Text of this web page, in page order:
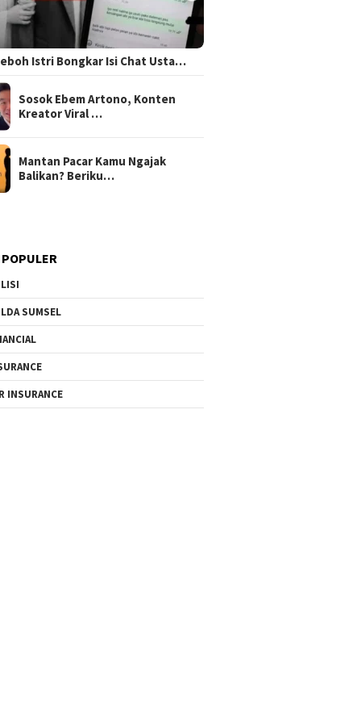
Istri Bongkar Isi Chat Usta…
Sosok Ebem Artono, Konten
Kreator Viral …
Mantan Pacar Kamu Ngajak
Balikan? Beriku…
SUMSEL
INSURANCE